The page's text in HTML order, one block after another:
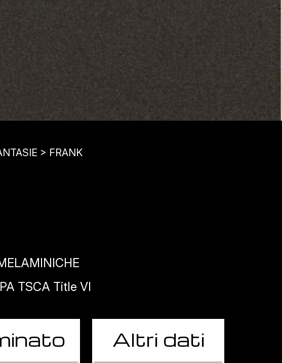
> FRANK
TSCA Title VI
Altri dati